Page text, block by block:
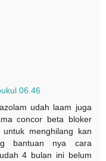
06.46
udah laam juga
concor beta bloker
menghilang kan
bantuan nya cara
4 bulan ini belum